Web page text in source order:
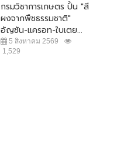
กรมวิชาการเกษตร ปั้น "สี
ผงจากพืชธรรมชาติ"
อัญชัน-แครอท-ใบเตย...
5 สิงหาคม 2569
1,529